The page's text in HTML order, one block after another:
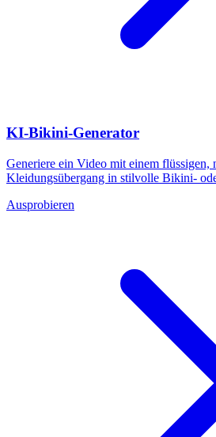
KI-Bikini-Generator
Generiere ein Video mit einem flüssigen,
Kleidungsübergang in stilvolle Bikini-
Ausprobieren